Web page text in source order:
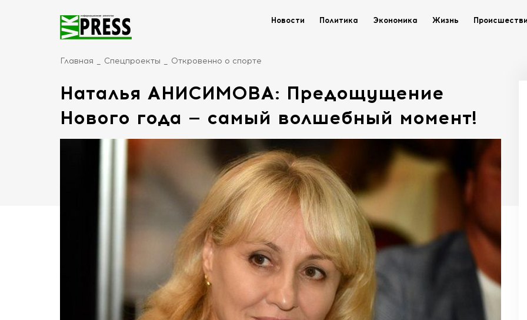
Новости Политика Экономика Жизнь
Главная Спецпроекты Откровенно о спорте
Наталья АНИСИМОВА: Предощущение
Нового года — самый волшебный момент!